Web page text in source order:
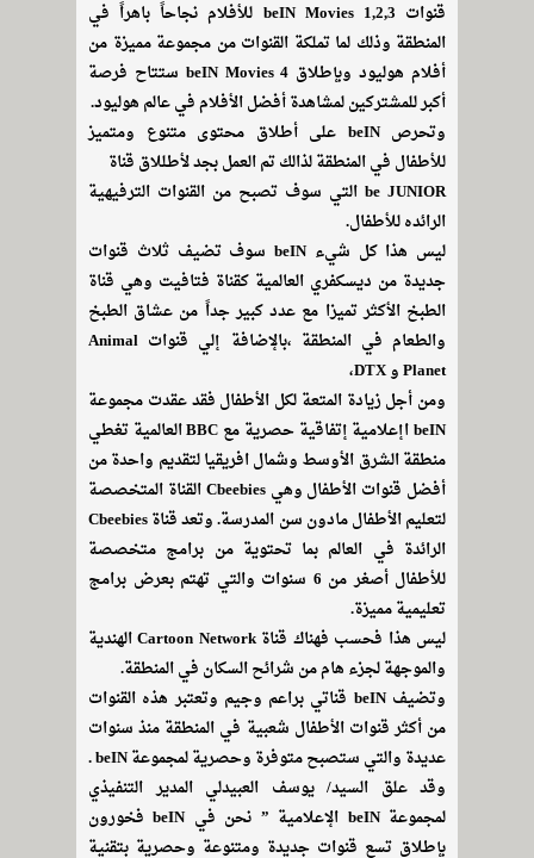
قنوات beIN Movies 1,2,3 للأفلام نجاحاً باهراً في
المنطقة وذلك لما تملكة القنوات من مجموعة مميزة من
أفلام هوليود وبإطلاق beIN Movies 4 ستتاح فرصة
أكبر للمشتركين لمشاهدة أفضل الأفلام في عالم هوليود.
وتحرص beIN على أطلاق محتوى متنوع ومتميز
للأطفال في المنطقة لذالك تم العمل بجد لأطللاق قناة
be JUNIOR التي سوف تصبح من القنوات الترفيهية
الرائده للأطفال.
ليس هذا كل شيء beIN سوف تضيف ثلاث قنوات
جديدة من ديسكفري العالمية كقناة فتافيت وهي قناة
الطبخ الأكثر تميزا مع عدد كبير جداً من عشاق الطبخ
والطعام في المنطقة ،بالإضافة إلي قنوات Animal
Planet و DTX،
ومن أجل زيادة المتعة لكل الأطفال فقد عقدت مجموعة
beIN اإعلامية إتفاقية حصرية مع BBC العالمية تغطي
منطقة الشرق الأوسط وشمال افريقيا لتقديم واحدة من
أفضل قنوات الأطفال وهي Cbeebies القناة المتخصصة
لتعليم الأطفال مادون سن المدرسة. وتعد قناة Cbeebies
الرائدة في العالم بما تحتوية من برامج متخصصة
للأطفال أصغر من 6 سنوات والتي تهتم بعرض برامج
تعليمية مميزة.
ليس هذا فحسب فهناك قناة Cartoon Network الهندية
والموجهة لجزء هام من شرائح السكان في المنطقة.
وتضيف beIN قناتي براعم وجيم وتعتبر هذه القنوات
من أكثر قنوات الأطفال شعبية في المنطقة منذ سنوات
عديدة والتي ستصبح متوفرة وحصرية لمجموعة beIN .
وقد علق السيد/ يوسف العبيدلي المدير التنفيذي
لمجموعة beIN الإعلامية ” نحن في beIN فخورون
بإطلاق تسع قنوات جديدة ومتنوعة وحصرية بتقنية